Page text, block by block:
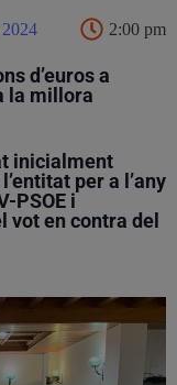
2:00 pm
d’euros a
la millora
inicialment
per a l’any
PSOE i
vot en contra del